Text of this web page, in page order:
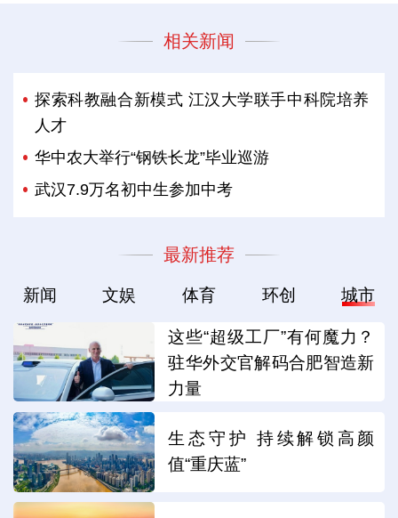
相关新闻
探索科教融合新模式 江汉大学联手中科院培养
人才
华中农大举行“钢铁长龙”毕业巡游
武汉7.9万名初中生参加中考
最新推荐
新闻 文娱 体育 环创 城市
这些“超级工厂”有何魔力？
驻华外交官解码合肥智造新
力量
生态守护 持续解锁高颜
值“重庆蓝”